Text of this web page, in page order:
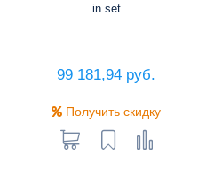
in set
99 181,94 руб.
Получить скидку